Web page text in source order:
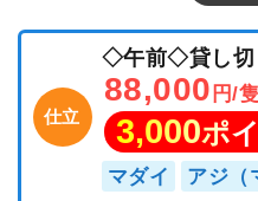
仕立
◇午前◇貸し切
88,000 円/隻
3,000ポ
マダイ アジ（